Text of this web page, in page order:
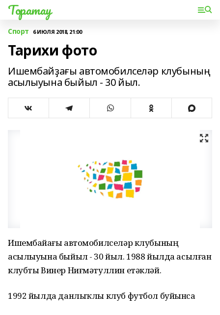
Торатау
Спорт 6 ИЮЛЯ 2018, 21:00
Тарихи фото
Ишембайҙағы автомобилселәр клубының
асылыуына быйыл - 30 йыл.
Ишембайҙағы автомобилселәр клубының
асылыуына быйыл - 30 йыл. 1988 йылда асылған
клубты Винер Ниғмәтуллин етәкләй.
1992 йылда данлыҡлы клуб футбол буйынса